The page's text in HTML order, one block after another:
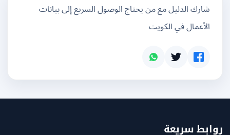
شارك الدليل مع من يحتاج الوصول السريع إلى بيانات
الأعمال في الكويت
سريعة